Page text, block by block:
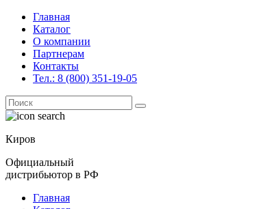
Главная
Каталог
О компании
Партнерам
Контакты
Тел.: 8 (800) 351-19-05
Поиск
for:
Киров
Официальный
дистрибьютор в РФ
Главная